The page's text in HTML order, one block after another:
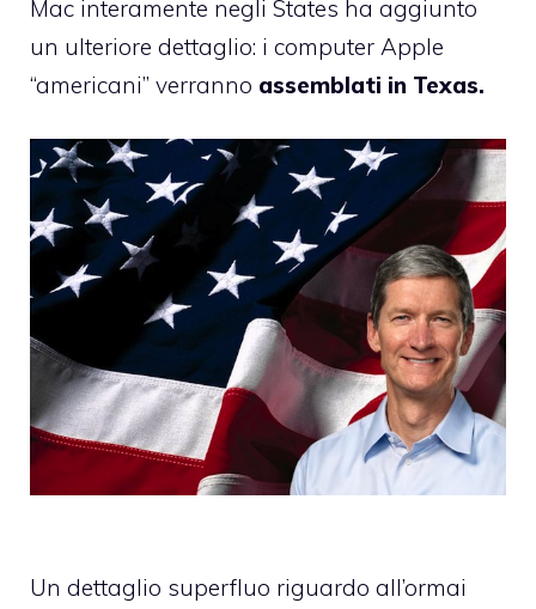
Mac interamente negli States ha aggiunto
un ulteriore dettaglio: i computer Apple
“americani” verranno assemblati in Texas.
Un dettaglio superfluo riguardo all’ormai